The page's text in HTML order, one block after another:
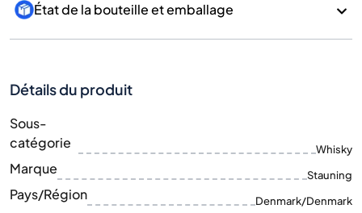
État de la bouteille et emballage
Détails du produit
Sous-
catégorie
Whisky
Marque Stauning
Pays/Région Denmark/Denmark